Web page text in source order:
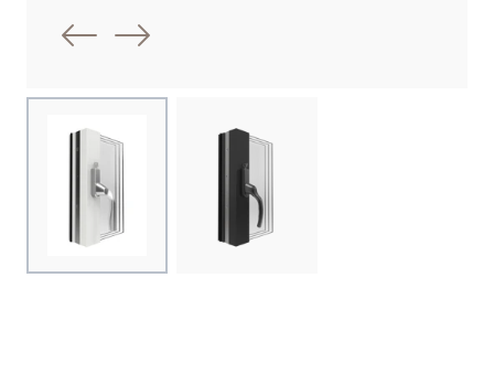
Föregående bild
Nästa bild
Choose image Choose image